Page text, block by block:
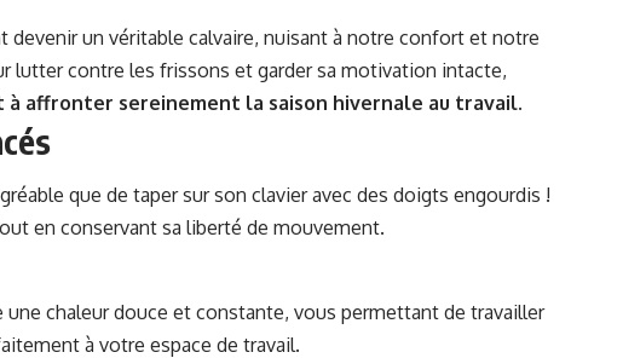
devenir un véritable calvaire, nuisant à notre confort et notre
lutter contre les frissons et garder sa motivation intacte,
à affronter sereinement la saison hivernale au travail.
que de taper sur son clavier avec des doigts engourdis !
en conservant sa liberté de mouvement.
chaleur douce et constante, vous permettant de travailler
à votre espace de travail.